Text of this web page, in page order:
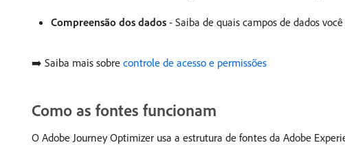
Compreensão dos dados - Saiba de quais campos de dados
➡️ Saiba mais sobre controle de acesso e permissões
Como as fontes funcionam
O Adobe Journey Optimizer usa a estrutura de fontes da Adobe